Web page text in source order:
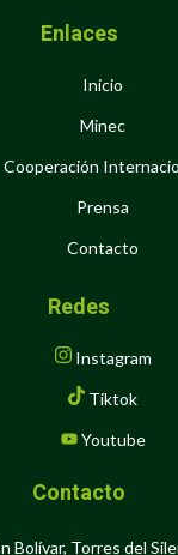
Enlaces
Inicio
Minec
Cooperación
Prensa
Contacto
Redes
Instagram
Tiktok
Youtube
Contacto
Bolívar, Torres del